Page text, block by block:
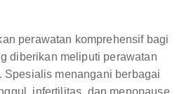
perawatan komprehensif bagi
diberikan meliputi perawatan
Spesialis menangani berbagai
infertilitas, dan menopause.